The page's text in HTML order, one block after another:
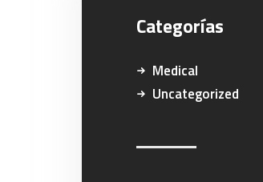
Categorías
Medical
Uncategorized